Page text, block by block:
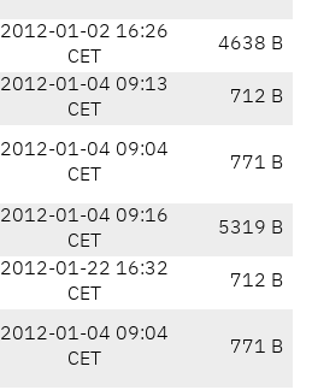
2012-01-02 16:26
CET
4638 B
2012-01-04 09:13
CET
712 B
2012-01-04 09:04
CET
771 B
2012-01-04 09:16
CET
5319 B
2012-01-22 16:32
CET
712 B
2012-01-04 09:04
CET
771 B